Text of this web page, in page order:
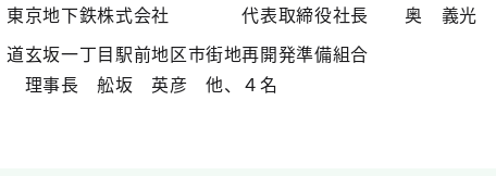
東京地下鉄株式会社 代表取締役社長 奥 義光
道玄坂一丁目駅前地区市街地再開発準備組合
理事長 舩坂 英彦 他、４名